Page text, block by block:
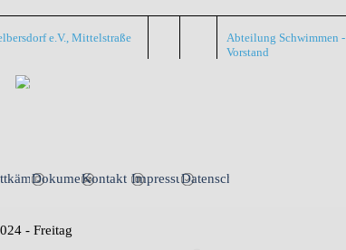
e.V., Mittelstraße
Abteilung Schwimmen -
Vorstand
▼
DokumenteKontakt ImpressumDatenschutz
- Freitag